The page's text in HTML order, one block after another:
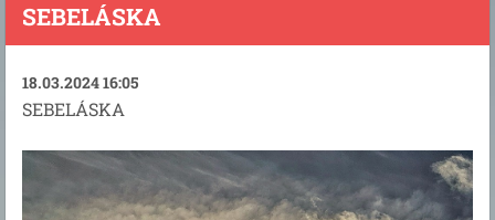
SEBELÁSKA
18.03.2024 16:05
SEBELÁSKA